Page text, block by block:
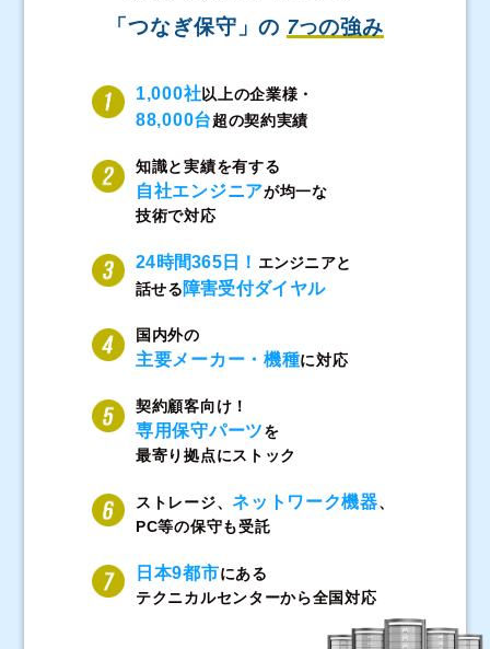
「つなぎ保守」の 7つの強み
1,000社以上の企業様・
88,000台超の契約実績
知識と実績を有する
自社エンジニアが均一な
技術で対応
24時間365日！ エンジニアと
話せる障害受付ダイヤル
国内外の
主要メーカー・機種に対応
契約顧客向け！
専用保守パーツを
最寄り拠点にストック
ストレージ、ネットワーク機器、
PC等の保守も受託
日本9都市にある
テクニカルセンターから全国対応